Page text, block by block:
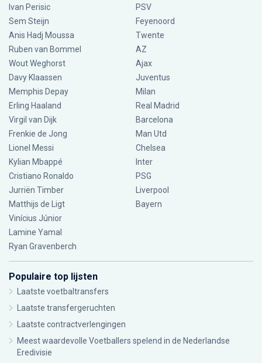
Ivan Perisic
Sem Steijn
Anis Hadj Moussa
Ruben van Bommel
Wout Weghorst
Davy Klaassen
Memphis Depay
Erling Haaland
Virgil van Dijk
Frenkie de Jong
Lionel Messi
Kylian Mbappé
Cristiano Ronaldo
Jurriën Timber
Matthijs de Ligt
Vinícius Júnior
Lamine Yamal
Ryan Gravenberch
PSV
Feyenoord
Twente
AZ
Ajax
Juventus
Milan
Real Madrid
Barcelona
Man Utd
Chelsea
Inter
PSG
Liverpool
Bayern
Populaire top lijsten
Laatste voetbaltransfers
Laatste transfergeruchten
Laatste contractverlengingen
Meest waardevolle Voetballers spelend in de Nederlandse
Eredivisie